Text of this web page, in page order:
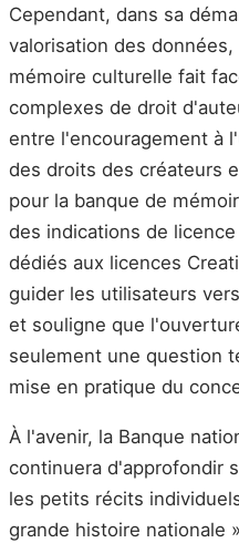
Cependant, dans sa
valorisation des
mémoire culturelle fait
complexes de droit
entre l'encouragement à
des droits des créateurs
pour la banque de
des indications de
dédiés aux licences
guider les utilisateurs
et souligne que
seulement une question
mise en pratique du
À l'avenir, la Banque
continuera d'approfondir
les petits récits
grande histoire nationale